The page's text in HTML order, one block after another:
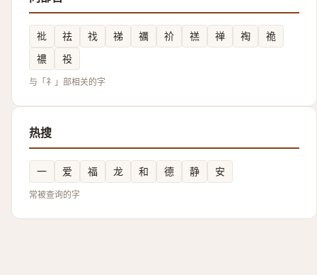
䃾 祛 䄀 祶 禲 祄 禚 禅 祹
祪
禯
祋
与「礻」部相关的字
热搜
一 爱 福 龙 和 德 静 安
常被查询的字